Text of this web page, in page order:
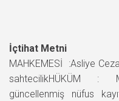
İçtihat Metni
MAHKEMESİ :Asliye
sahtecilikHÜKÜM :
güncellenmiş nüfus